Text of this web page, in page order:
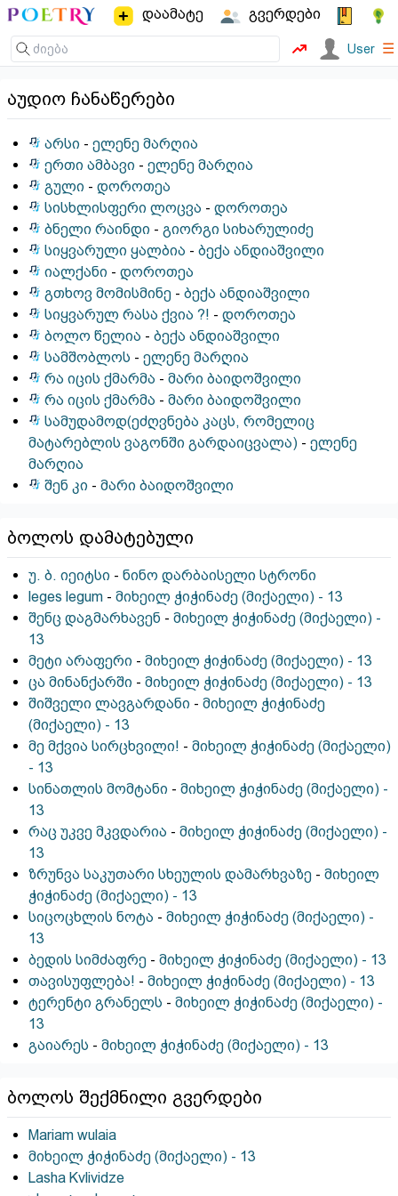
დაამატე გვერდები
User ☰
აუდიო ჩანაწერები
არსი -ელენე მარღია
ერთი ამბავი -ელენე მარღია
გული -დოროთეა
სისხლისფერი ლოცვა -დოროთეა
ბნელი რაინდი -გიორგი სიხარულიძე
სიყვარული ყალბია -ბექა ანდიაშვილი
იალქანი -დოროთეა
გთხოვ მომისმინე -ბექა ანდიაშვილი
სიყვარულ რასა ქვია ?! -დოროთეა
ბოლო წელია -ბექა ანდიაშვილი
სამშობლოს -ელენე მარღია
რა იცის ქმარმა -მარი ბაიდოშვილი
რა იცის ქმარმა -მარი ბაიდოშვილი
სამუდამოდ(ეძღვნება კაცს, რომელიც
მატარებლის ვაგონში გარდაიცვალა) - ელენე
მარღია
შენ კი -მარი ბაიდოშვილი
ბოლოს დამატებული
უ. ბ. იეიტსი - ნინო დარბაისელი სტრონი
leges legum - მიხეილ ჭიჭინაძე (მიქაელი) - 13
შენც დაგმარხავენ - მიხეილ ჭიჭინაძე (მიქაელი) -
13
მეტი არაფერი - მიხეილ ჭიჭინაძე (მიქაელი) - 13
ცა მინანქარში - მიხეილ ჭიჭინაძე (მიქაელი) - 13
შიშველი ლავგარდანი - მიხეილ ჭიჭინაძე
(მიქაელი) - 13
მე მქვია სირცხვილი! - მიხეილ ჭიჭინაძე (მიქაელი)
- 13
სინათლის მომტანი - მიხეილ ჭიჭინაძე (მიქაელი) -
13
რაც უკვე მკვდარია - მიხეილ ჭიჭინაძე (მიქაელი) -
13
ზრუნვა საკუთარი სხეულის დამარხვაზე - მიხეილ
ჭიჭინაძე (მიქაელი) - 13
სიცოცხლის ნოტა - მიხეილ ჭიჭინაძე (მიქაელი) -
13
ბედის სიმძაფრე - მიხეილ ჭიჭინაძე (მიქაელი) - 13
თავისუფლება! - მიხეილ ჭიჭინაძე (მიქაელი) - 13
ტერენტი გრანელს - მიხეილ ჭიჭინაძე (მიქაელი) -
13
გაიარეს - მიხეილ ჭიჭინაძე (მიქაელი) - 13
ბოლოს შექმნილი გვერდები
Mariam wulaia
მიხეილ ჭიჭინაძე (მიქაელი) - 13
Lasha Kvlividze